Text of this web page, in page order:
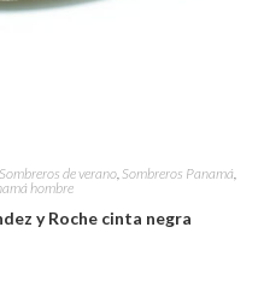
Sombreros de verano, Sombreros Panamá
hombre
y Roche cinta negra